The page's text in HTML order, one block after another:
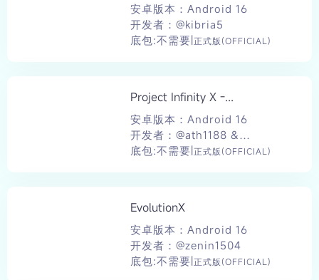
安卓版本：Android 16
开发者：@kibria5
底包:不需要|正式版(OFFICIAL)
Project Infinity X -...
安卓版本：Android 16
开发者：@ath1188 &
@Excraze
底包:不需要|正式版(OFFICIAL)
EvolutionX
安卓版本：Android 16
开发者：@zenin1504
底包:不需要|正式版(OFFICIAL)